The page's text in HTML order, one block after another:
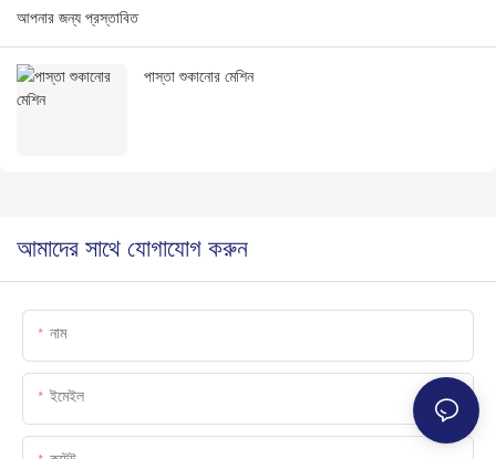
আপনার জন্য প্রস্তাবিত
পাস্তা শুকানোর মেশিন
আমাদের সাথে যোগাযোগ করুন
নাম
ইমেইল